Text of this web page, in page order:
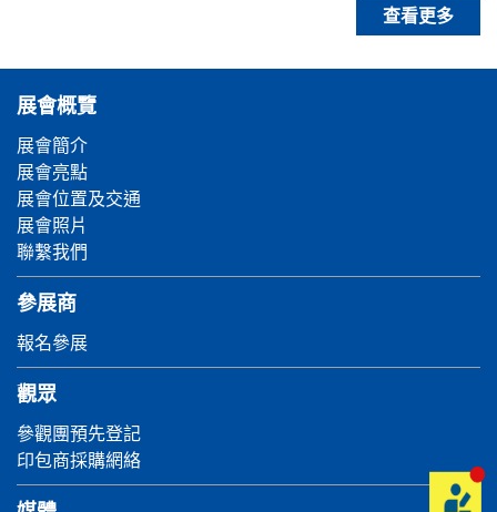
查看更多
展會概覽
展會簡介
展會亮點
展會位置及交通
展會照片
聯繫我們
參展商
報名參展
觀眾
參觀團預先登記
印包商採購網絡